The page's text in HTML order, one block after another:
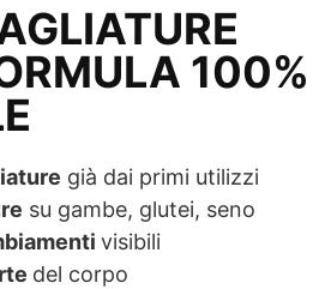
100%
già dai primi utilizzi
su gambe, glutei, seno
visibili
del corpo